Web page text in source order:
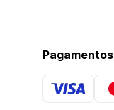
Pagamentos